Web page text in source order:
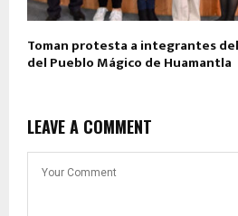
Toman protesta a integrantes
del Pueblo Mágico de Huamantla
LEAVE A COMMENT